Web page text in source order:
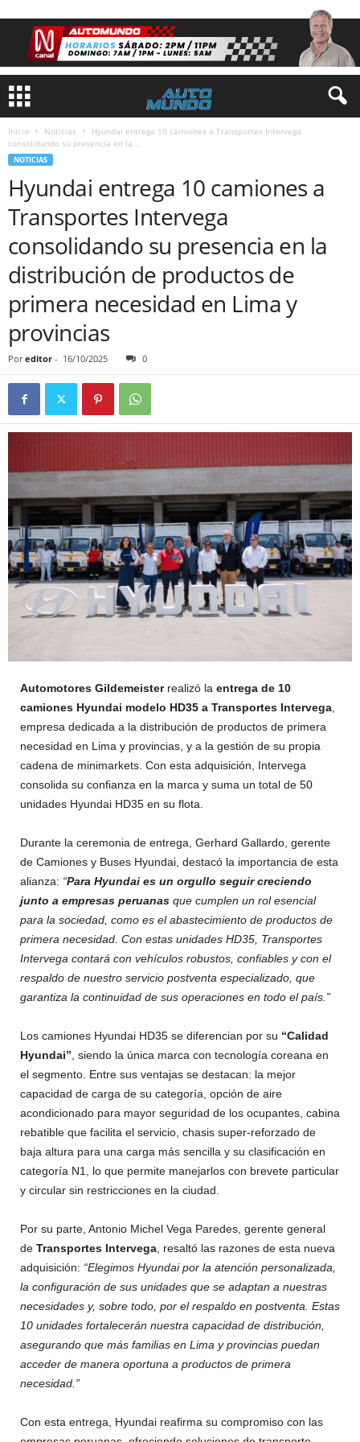
Inicio Noticias
Hyundai entrega 10 camiones a Transportes Intervega
consolidando su presencia en la...
NOTICIAS
Hyundai entrega 10 camiones a
Transportes Intervega
consolidando su presencia en la
distribución de productos de
primera necesidad en Lima y
provincias
Por editor - 16/10/2025 0
Automotores Gildemeisterrealizó la entrega de 10
camiones Hyundai modelo HD35 a Transportes Intervega,
empresa dedicada a la distribución de productos de primera
necesidad en Lima y provincias, y a la gestión de su propia
cadena de minimarkets. Con esta adquisición, Intervega
consolida su confianza en la marca y suma un total de 50
unidades Hyundai HD35 en su flota.
Durante la ceremonia de entrega, Gerhard Gallardo, gerente
de Camiones y Buses Hyundai, destacó la importancia de esta
alianza: “Para Hyundai es un orgullo seguir creciendo
junto a empresas peruanas que cumplen un rol esencial
para la sociedad, como es el abastecimiento de productos de
primera necesidad. Con estas unidades HD35, Transportes
Intervega contará con vehículos robustos, confiables y con el
respaldo de nuestro servicio postventa especializado, que
garantiza la continuidad de sus operaciones en todo el país.”
Los camiones Hyundai HD35 se diferencian por su “Calidad
Hyundai”, siendo la única marca con tecnología coreana en
el segmento. Entre sus ventajas se destacan: la mejor
capacidad de carga de su categoría, opción de aire
acondicionado para mayor seguridad de los ocupantes, cabina
rebatible que facilita el servicio, chasis super-reforzado de
baja altura para una carga más sencilla y su clasificación en
categoría N1, lo que permite manejarlos con brevete particular
y circular sin restricciones en la ciudad.
Por su parte, Antonio Michel Vega Paredes, gerente general
de Transportes Intervega, resaltó las razones de esta nueva
adquisición: “Elegimos Hyundai por la atención personalizada,
la configuración de sus unidades que se adaptan a nuestras
necesidades y, sobre todo, por el respaldo en postventa. Estas
10 unidades fortalecerán nuestra capacidad de distribución,
asegurando que más familias en Lima y provincias puedan
acceder de manera oportuna a productos de primera
necesidad.”
Con esta entrega, Hyundai reafirma su compromiso con las